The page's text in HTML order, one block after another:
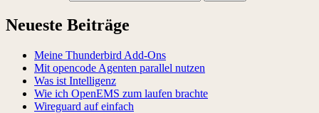
Neueste Beiträge
Meine Thunderbird Add-Ons
Mit opencode Agenten parallel nutzen
Was ist Intelligenz
Wie ich OpenEMS zum laufen brachte
Wireguard auf einfach